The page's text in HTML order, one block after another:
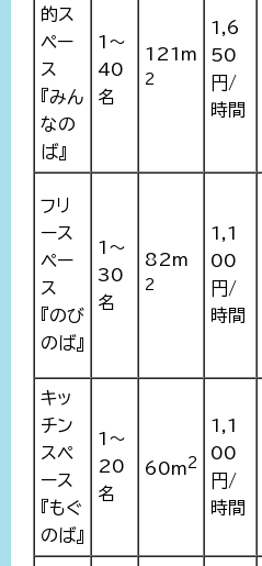
的ス
ペー
ス
『みん
なの
ば』
1～
40
名
121m
2
1,6
50
円/
時間
フリ
ース
ペー
ス
『のび
のば』
1～
30
名
82m
2
1,1
00
円/
時間
キッ
チン
スペ
ース
『もぐ
のば』
1～
20
名
60m2
1,1
00
円/
時間